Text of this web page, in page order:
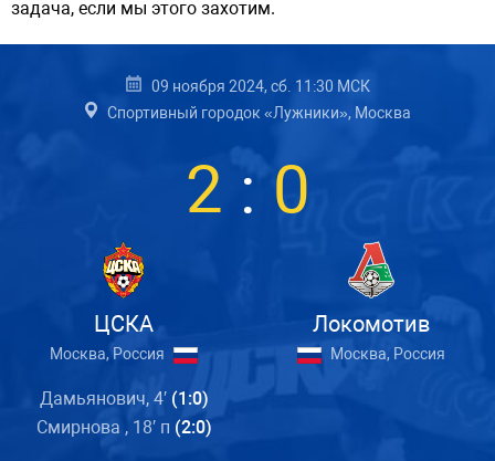
задача, если мы этого захотим.
09 ноября 2024, сб. 11:30 МСК
Спортивный городок «Лужники», Москва
ЦСКА
Москва, Россия
2 : 0
Локомотив
Москва, Россия
Дамьянович, 4′ (1:0)
Смирнова , 18′ п (2:0)